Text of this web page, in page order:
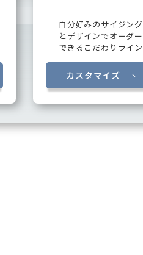
自分好みのサイジング
とデザインでオーダー
できるこだわりライン
カスタマイズ